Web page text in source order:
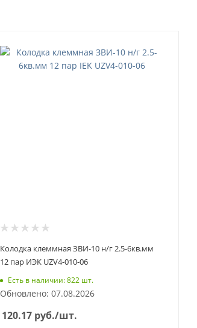
Колодка клеммная ЗВИ-10 н/г 2.5-6кв.мм
12 пар ИЭК UZV4-010-06
Есть в наличии: 822 шт.
Обновлено: 07.08.2026
120.17 руб./шт.